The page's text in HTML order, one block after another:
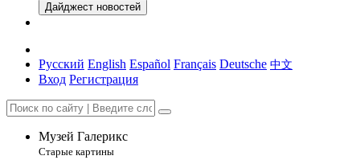
Дайджест новостей
Русский English Español Français Deutsche 中文
Вход Регистрация
Музей Галерикс
Старые картины